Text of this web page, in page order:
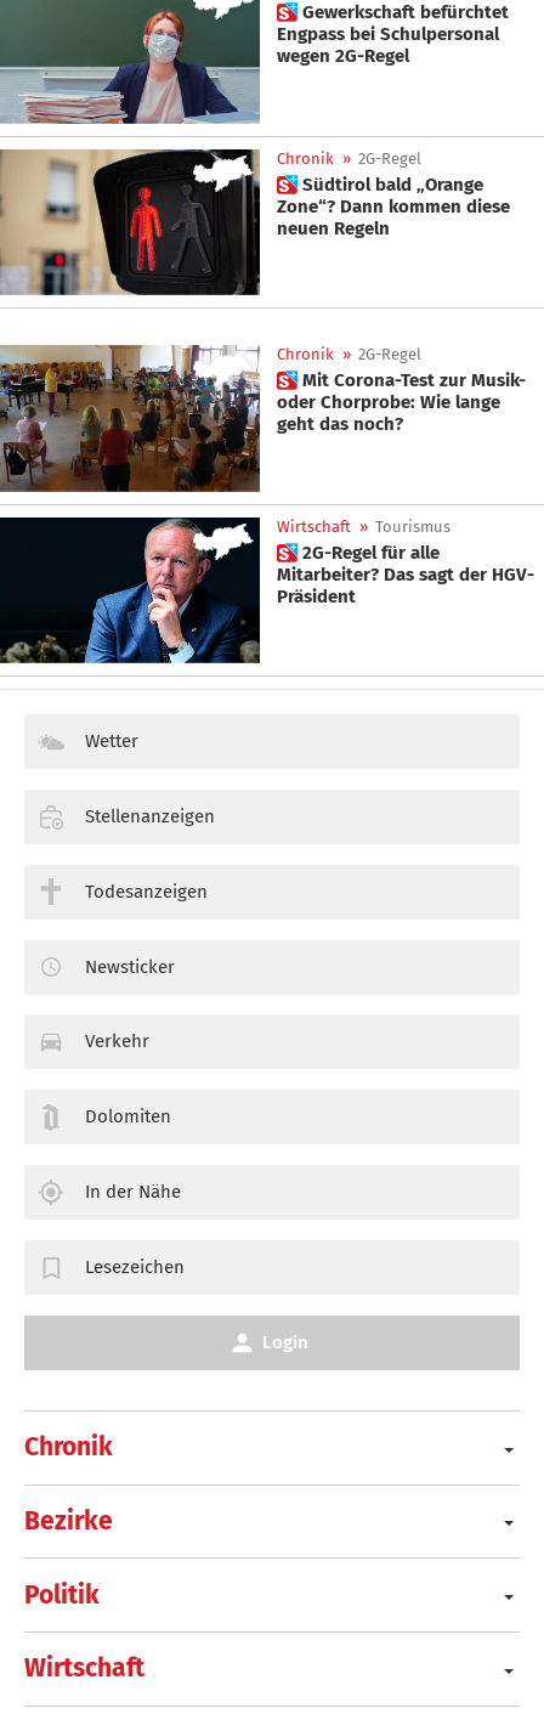
 Gewerkschaft befürchtet
Engpass bei Schulpersonal
wegen 2G-Regel
Chronik » 2G-Regel
 Südtirol bald „Orange
Zone“? Dann kommen diese
neuen Regeln
Chronik » 2G-Regel
 Mit Corona-Test zur Musik-
oder Chorprobe: Wie lange
geht das noch?
Wirtschaft » Tourismus
 2G-Regel für alle
Mitarbeiter? Das sagt der HGV-
Präsident
Chronik
Bezirke
Politik
Wirtschaft
Wetter
Stellenanzeigen
Todesanzeigen
Newsticker
Verkehr
Dolomiten
In der Nähe
Lesezeichen
Login